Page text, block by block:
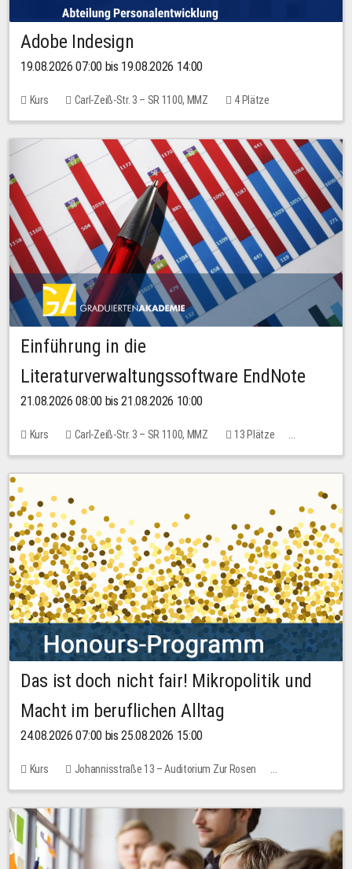
Adobe Indesign
19.08.2026 07:00 bis 19.08.2026 14:00
Kurs Carl-Zeiß-Str. 3 – SR 1100, MMZ 4 Plätze
Einführung in die
Literaturverwaltungssoftware EndNote
21.08.2026 08:00 bis 21.08.2026 10:00
Kurs Carl-Zeiß-Str. 3 – SR 1100, MMZ
13 Plätze
10,00 EUR
Das ist doch nicht fair! Mikropolitik und
Macht im beruflichen Alltag
24.08.2026 07:00 bis 25.08.2026 15:00
Kurs
Johannisstraße 13 – Auditorium Zur Rosen
Keine freien Plätze